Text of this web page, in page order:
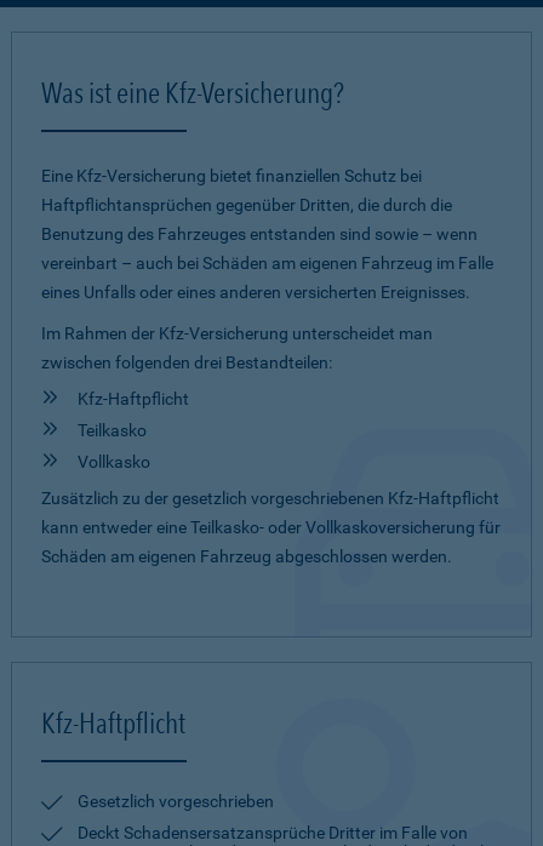
Was ist eine Kfz-Versicherung?
Eine Kfz-Versicherung bietet finanziellen Schutz bei
Haftpflichtansprüchen gegenüber Dritten, die durch die
Benutzung des Fahrzeuges entstanden sind sowie – wenn
vereinbart – auch bei Schäden am eigenen Fahrzeug im Falle
eines Unfalls oder eines anderen versicherten Ereignisses.
Im Rahmen der Kfz-Versicherung unterscheidet man
zwischen folgenden drei Bestandteilen:
Kfz-Haftpflicht
Teilkasko
Vollkasko
Zusätzlich zu der gesetzlich vorgeschriebenen Kfz-Haftpflicht
kann entweder eine Teilkasko- oder Vollkaskoversicherung für
Schäden am eigenen Fahrzeug abgeschlossen werden.
Kfz-Haftpflicht
Gesetzlich vorgeschrieben
Deckt Schadensersatzansprüche Dritter im Falle von